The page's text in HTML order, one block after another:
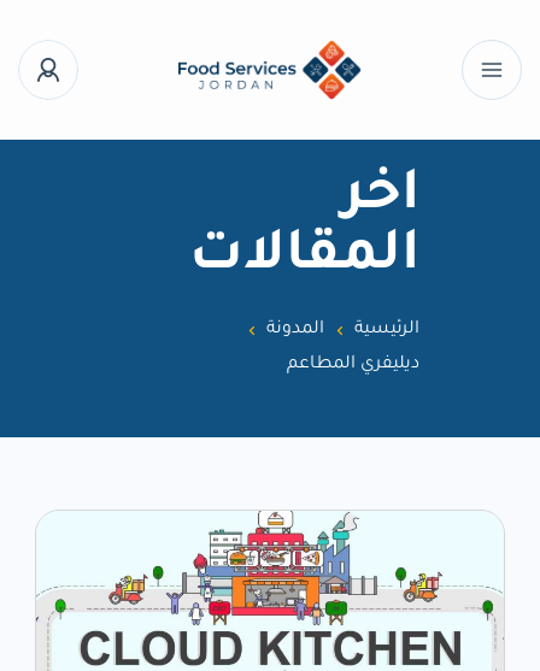
اخر
المقالات
الرئيسية
المدونة
ديليفري المطاعم